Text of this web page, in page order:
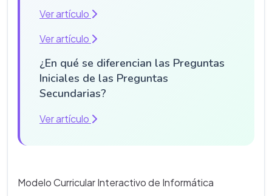
Ver artículo
Ver artículo
¿En qué se diferencian las Preguntas
Iniciales de las Preguntas
Secundarias?
Ver artículo
Modelo Curricular Interactivo de Informática